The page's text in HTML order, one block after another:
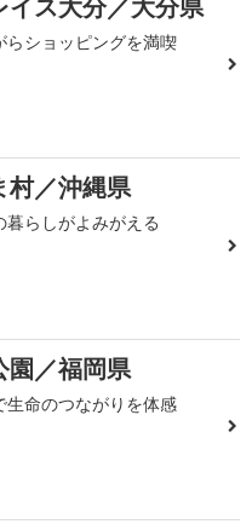
らショッピングを満喫
村／沖縄県
暮らしがよみがえる
園／福岡県
生命のつながりを体感